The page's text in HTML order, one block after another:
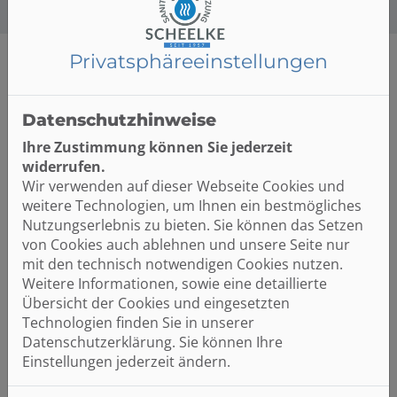
Liebe/r Bewerber/-in,
Interesse an einer spannenden, zukunftssicheren
Ausbildung? Als Ansprechpartner der Firma Wilhelm
Scheelke GmbH aus Hamburg möchte ich dich gerne
Privatsphäre­einstellungen
Datenschutzhinweise
Ihre Zustimmung können Sie jederzeit
widerrufen.
Wir verwenden auf dieser Webseite Cookies und
weitere Technologien, um Ihnen ein bestmögliches
Nutzungserlebnis zu bieten. Sie können das Setzen
von Cookies auch ablehnen und unsere Seite nur
mit den technisch notwendigen Cookies nutzen.
Weitere Informationen, sowie eine detaillierte
Übersicht der Cookies und eingesetzten
Technologien finden Sie in unserer
Datenschutzerklärung. Sie können Ihre
Einstellungen jederzeit ändern.